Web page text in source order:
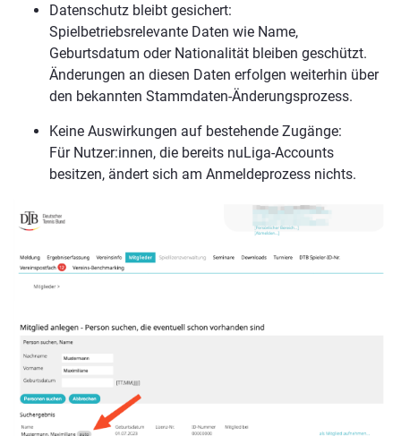
Datenschutz bleibt gesichert:
Spielbetriebsrelevante Daten wie Name,
Geburtsdatum oder Nationalität bleiben geschützt.
Änderungen an diesen Daten erfolgen weiterhin über
den bekannten Stammdaten-Änderungsprozess.
Keine Auswirkungen auf bestehende Zugänge:
Für Nutzer:innen, die bereits nuLiga-Accounts
besitzen, ändert sich am Anmeldeprozess nichts.